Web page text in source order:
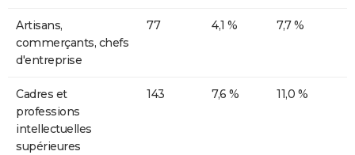
Artisans,
commerçants, chefs
d'entreprise
77 4,1 % 7,7 %
Cadres et
professions
intellectuelles
supérieures
143 7,6 % 11,0 %